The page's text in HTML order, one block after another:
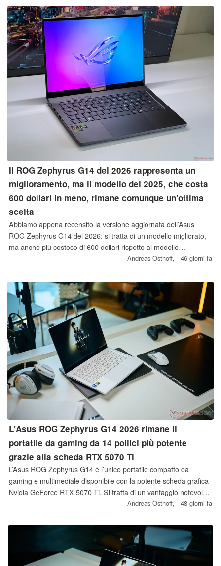
passato.
Il ROG Zephyrus G14 del 2026 rappresenta un
miglioramento, ma il modello del 2025, che costa
600 dollari in meno, rimane comunque un’ottima
scelta
Abbiamo appena recensito la versione aggiornata dell’Asus
ROG Zephyrus G14 del 2026: si tratta di un modello migliorato,
ma anche più costoso di 600 dollari rispetto al modello
equivalente del 2025. Se è disposto ad accettare alcuni
della batteria, le consigliamo di acquistare il modello precedente
finché è ancora disponibile.
Andreas Osthoff, - 46 giorni fa
L'Asus ROG Zephyrus G14 2026 rimane il
portatile da gaming da 14 pollici più potente
grazie alla scheda RTX 5070 Ti
L’Asus ROG Zephyrus G14 è l’unico portatile compatto da
gaming e multimediale disponibile con la potente scheda grafica
Nvidia GeForce RTX 5070 Ti. Si tratta di un vantaggio notevole
rispetto a modelli concorrenti come il Razer Blade 14, che si
Andreas Osthoff, - 48 giorni fa